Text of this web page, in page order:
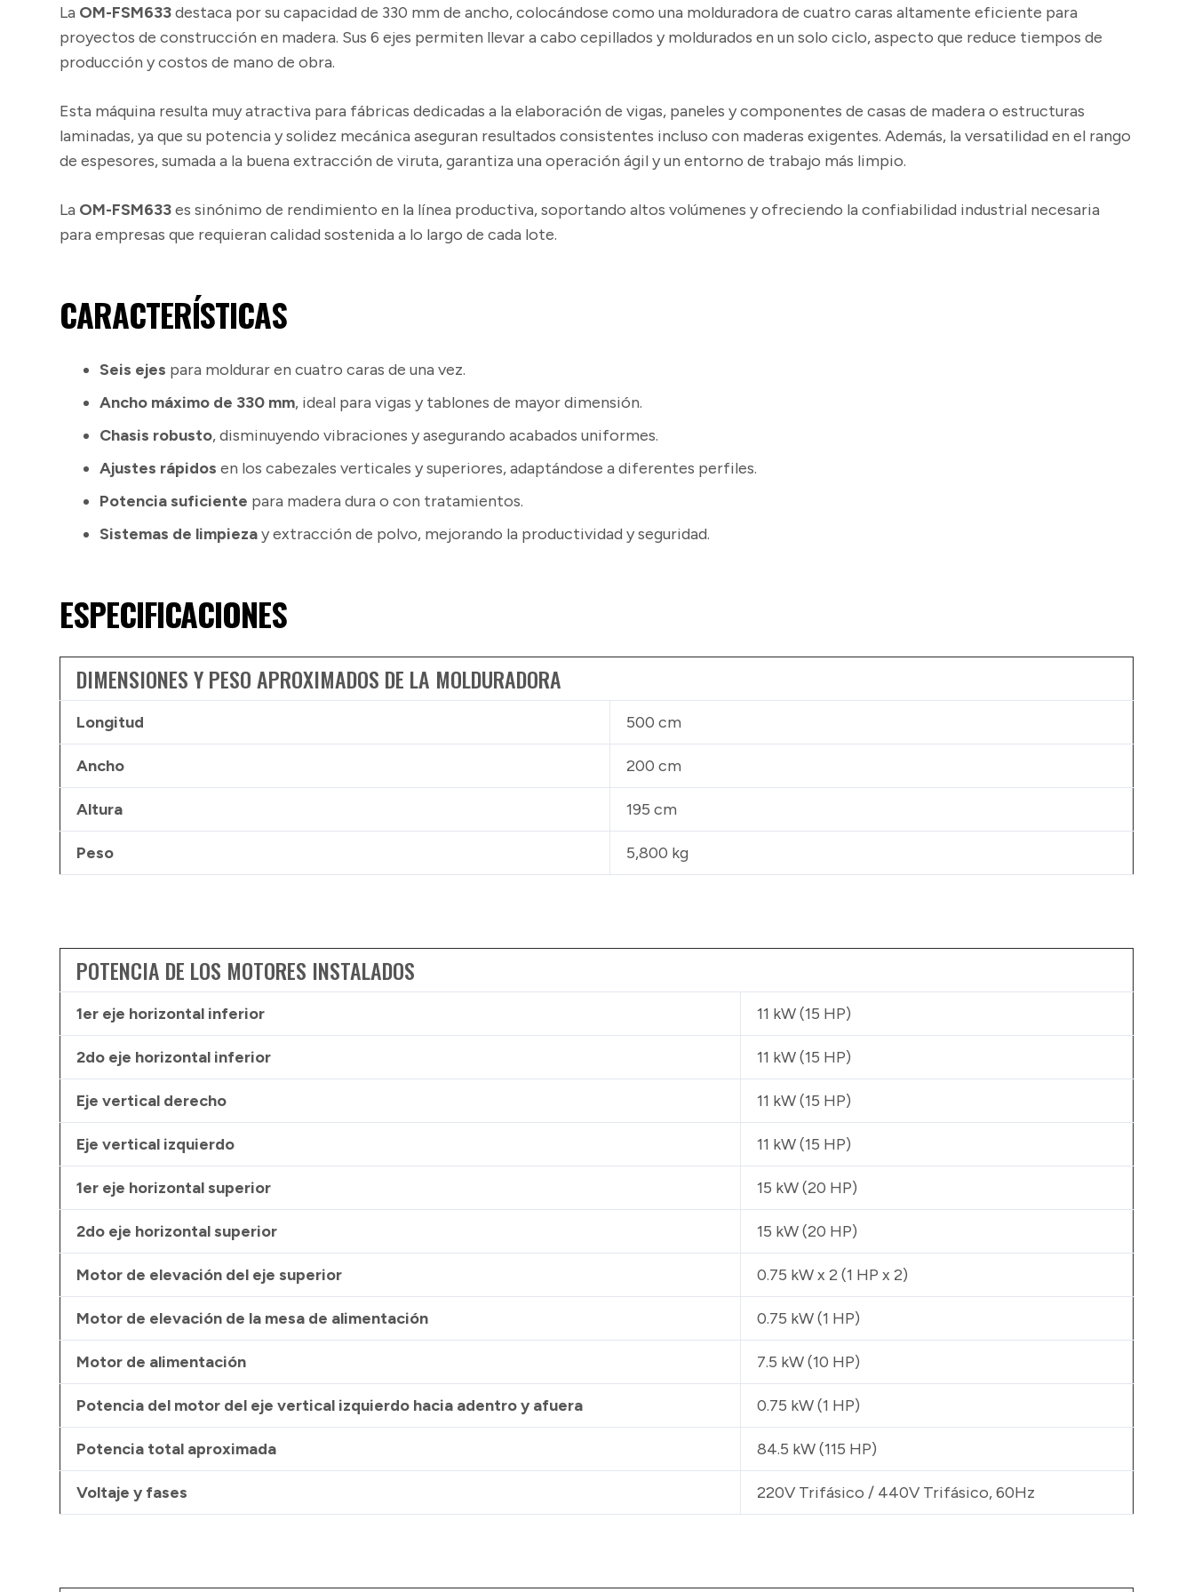
La OM-FSM633destaca por su capacidad de 330 mm de ancho, colocándose como una molduradora de cuatro caras altamente eficiente para
proyectos de construcción en madera. Sus6 ejes permiten llevar a cabo cepillados y moldurados en un solo ciclo, aspecto que reduce tiempos de
producción y costos de mano de obra.
Esta máquina resulta muy atractiva para fábricas dedicadas a la elaboración de vigas, paneles y componentes decasas de madera o estructuras
laminadas, ya que su potencia y solidez mecánica aseguran resultados consistentes incluso con maderas exigentes. Además, la versatilidad en el rango
de espesores, sumada a la buena extracción de viruta, garantiza una operación ágil y un entorno de trabajo más limpio.
La OM-FSM633es sinónimo de rendimiento en la línea productiva, soportando altos volúmenes y ofreciendo laconfiabilidad industrial necesaria
para empresas que requieran calidad sostenida a lo largo de cada lote.
CARACTERÍSTICAS
Seis ejes para moldurar en cuatro caras de una vez.
Ancho máximo de 330 mm, ideal para vigas y tablones de mayor dimensión.
Chasis robusto, disminuyendo vibraciones y asegurando acabados uniformes.
Ajustes rápidos en los cabezales verticales y superiores, adaptándose a diferentes perfiles.
Potencia suficiente para madera dura o con tratamientos.
Sistemas de limpiezay extracción de polvo, mejorando la productividad y seguridad.
ESPECIFICACIONES
DIMENSIONES Y PESO APROXIMADOS DE LA MOLDURADORA
Longitud 500 cm
Ancho 200 cm
Altura 195 cm
Peso 5,800 kg
POTENCIA DE LOS MOTORES INSTALADOS
1er eje horizontal inferior 11 kW (15 HP)
2do eje horizontal inferior 11 kW (15 HP)
Eje vertical derecho 11 kW (15 HP)
Eje vertical izquierdo 11 kW (15 HP)
1er eje horizontal superior 15 kW (20 HP)
2do eje horizontal superior 15 kW (20 HP)
Motor de elevación del eje superior 0.75 kW x 2 (1 HP x 2)
Motor de elevación de la mesa de alimentación 0.75 kW (1 HP)
Motor de alimentación 7.5 kW (10 HP)
Potencia del motor del eje vertical izquierdo hacia adentro y afuera 0.75 kW (1 HP)
Potencia total aproximada 84.5 kW (115 HP)
Voltaje y fases 220V Trifásico / 440V Trifásico, 60Hz